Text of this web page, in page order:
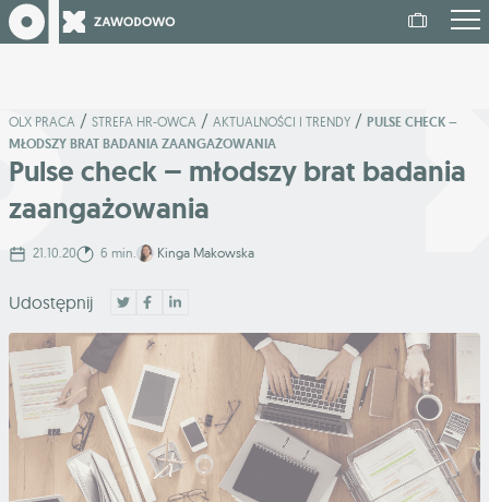
OLX PRACA / STREFA HR-OWCA / AKTUALNOŚCI I TRENDY / PULSE CHECK –
MŁODSZY BRAT BADANIA ZAANGAŻOWANIA
Pulse check – młodszy brat badania
zaangażowania
21.10.20 6 min. Kinga Makowska
Udostępnij